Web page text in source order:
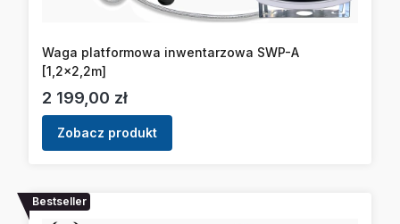
Waga platformowa inwentarzowa SWP-A
[1,2x2,2m]
Cena
2 199,00 zł
Zobacz produkt
Bestseller